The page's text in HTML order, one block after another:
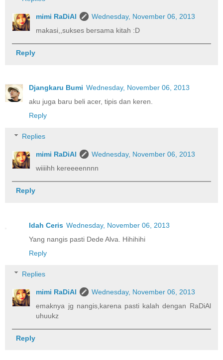
mimi RaDiAl
Wednesday, November 06, 2013
makasi,,sukses bersama kitah :D
Reply
Djangkaru Bumi Wednesday, November 06, 2013
aku juga baru beli acer, tipis dan keren.
Reply
Replies
mimi RaDiAl
Wednesday, November 06, 2013
wiiiihh kereeeennnn
Reply
Idah Ceris Wednesday, November 06, 2013
Yang nangis pasti Dede Alva. Hihihihi
Reply
Replies
mimi RaDiAl
Wednesday, November 06, 2013
emaknya jg nangis,karena pasti kalah dengan RaDiAl
uhuukz
Reply